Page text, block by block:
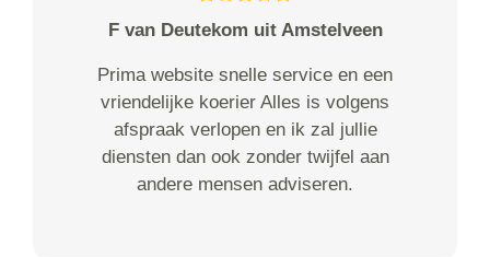
F van Deutekom uit Amstelveen
Prima website snelle service en een
vriendelijke koerier Alles is volgens
afspraak verlopen en ik zal jullie
diensten dan ook zonder twijfel aan
andere mensen adviseren.